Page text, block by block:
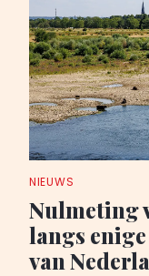
NIEUWS
Nulmeting
langs
van